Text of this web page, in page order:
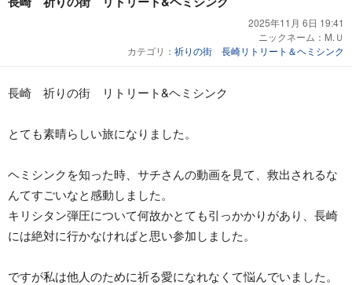
2025年11月 6日 19:41
ニックネーム： M.Ｕ
カテゴリ： 祈りの街 長崎リトリート＆ヘミシンク
長崎 祈りの街 リトリート&ヘミシンク
とても素晴らしい旅になりました。
ヘミシンクを知った時、サチさんの動画を見て、救出されるな
んてすごいなと感動しました。
キリシタン弾圧について何故かとても引っかかりがあり、長崎
には絶対に行かなければと思い参加しました。
ですが私は他人のために祈る愛になれなくて悩んでいました。